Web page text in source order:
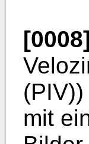
[0008]
mit